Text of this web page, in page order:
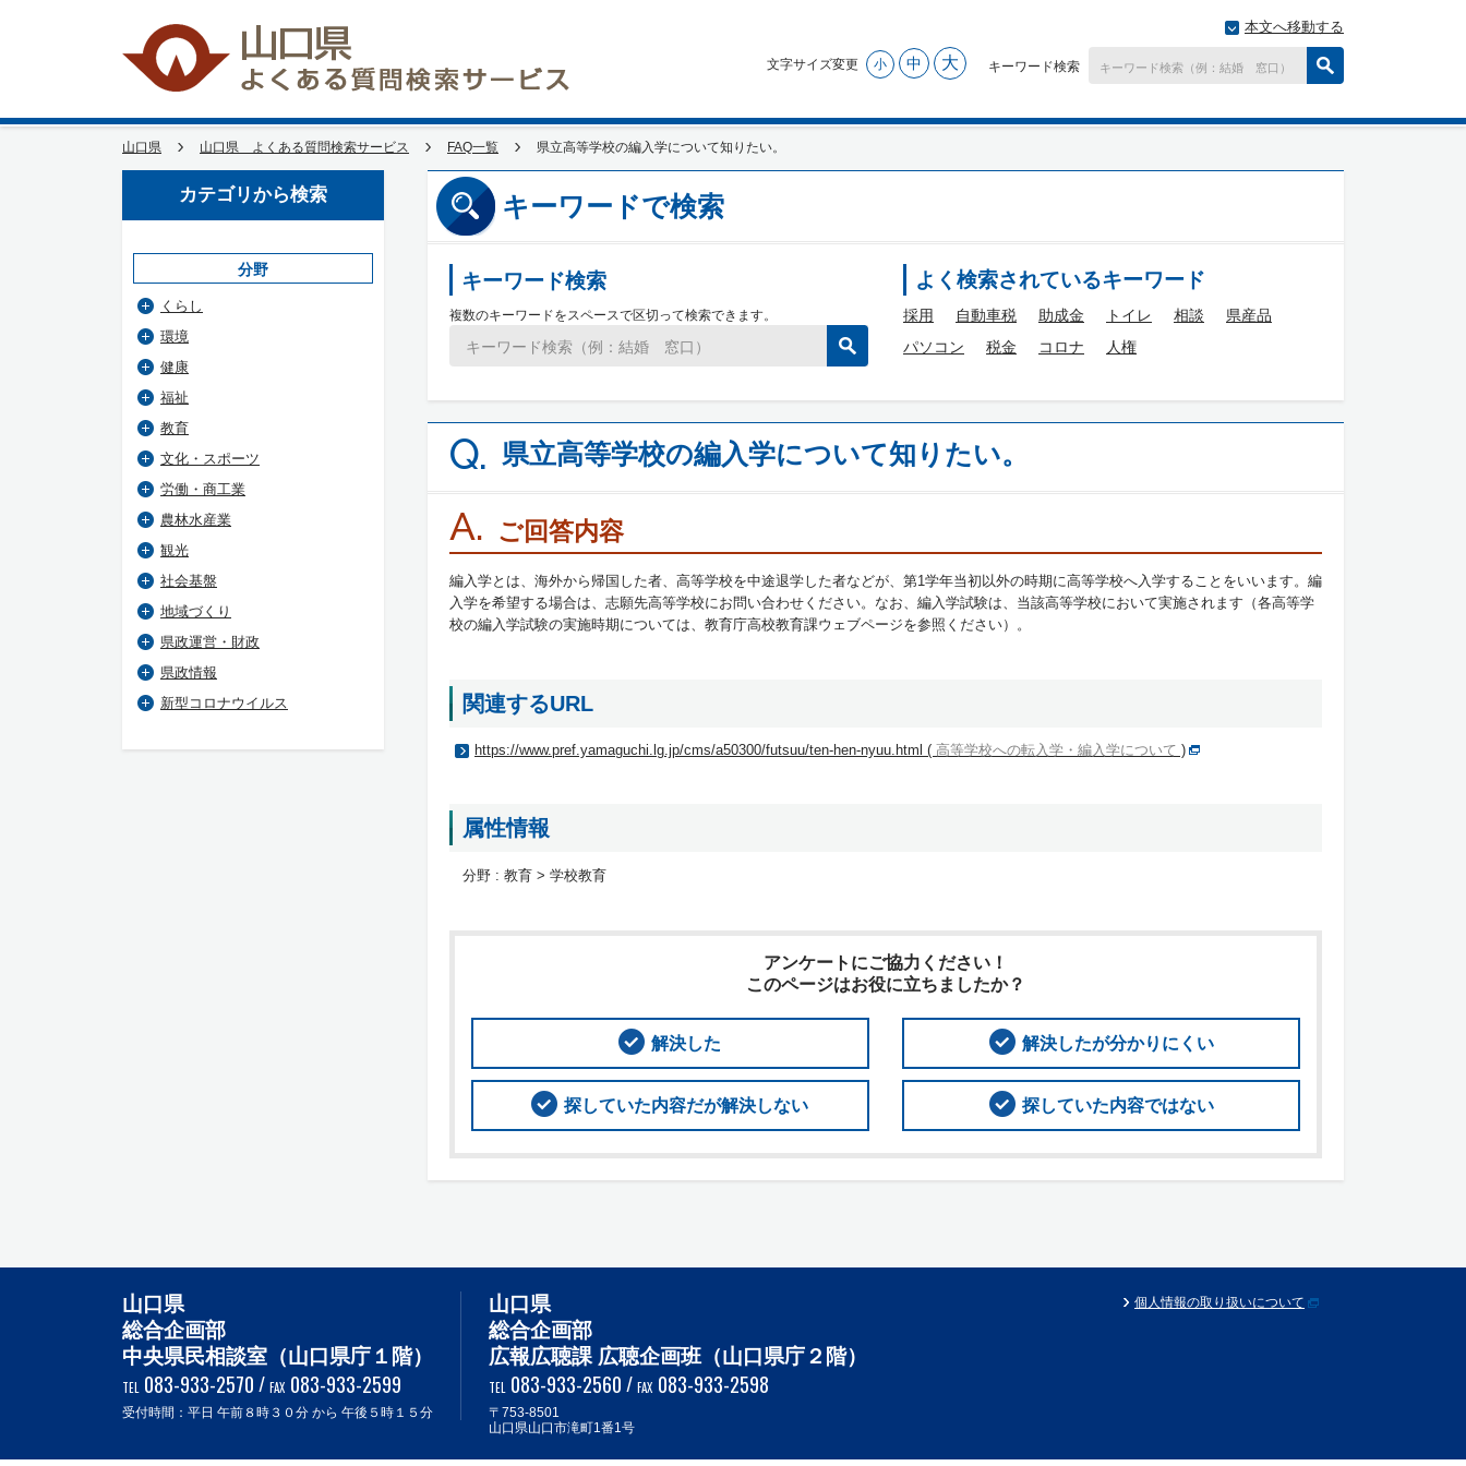
本文へ移動する
文字サイズ変更 小 中 大 キーワード検索
山口県 山口県 よくある質問検索サービス FAQ一覧 県立高等学校の編入学について知りたい。
キーワードで検索
キーワード検索
複数のキーワードをスペースで区切って検索できます。
よく検索されているキーワード
採用 自動車税 助成金 トイレ 相談
県産品
パソコン
税金 コロナ 人権
Q. 県立高等学校の編入学について知りたい。
A. ご回答内容
編入学とは、海外から帰国した者、高等学校を中途退学した者などが、第1学年当初以外の時期に高等学校へ入学することをいいます。編
入学を希望する場合は、志願先高等学校にお問い合わせください。なお、編入学試験は、当該高等学校において実施されます（各高等学
校の編入学試験の実施時期については、教育庁高校教育課ウェブページを参照ください）。
関連するURL
https://www.pref.yamaguchi.lg.jp/cms/a50300/futsuu/ten-hen-nyuu.html ( 高等学校への転入学・編入学について )
属性情報
分野 : 教育 > 学校教育
アンケートにご協力ください！
このページはお役に立ちましたか？
解決した 解決したが分かりにくい
探していた内容だが解決しない 探していた内容ではない
カテゴリから検索
分野
くらし
環境
健康
福祉
教育
文化・スポーツ
労働・商工業
農林水産業
観光
社会基盤
地域づくり
県政運営・財政
県政情報
新型コロナウイルス
山口県
総合企画部
中央県民相談室（山口県庁１階）
TEL 083-933-2570 / FAX 083-933-2599
受付時間：平日 午前８時３０分 から 午後５時１５分
山口県
総合企画部
広報広聴課 広聴企画班（山口県庁２階）
TEL 083-933-2560 / FAX 083-933-2598
〒753-8501
山口県山口市滝町1番1号
個人情報の取り扱いについて